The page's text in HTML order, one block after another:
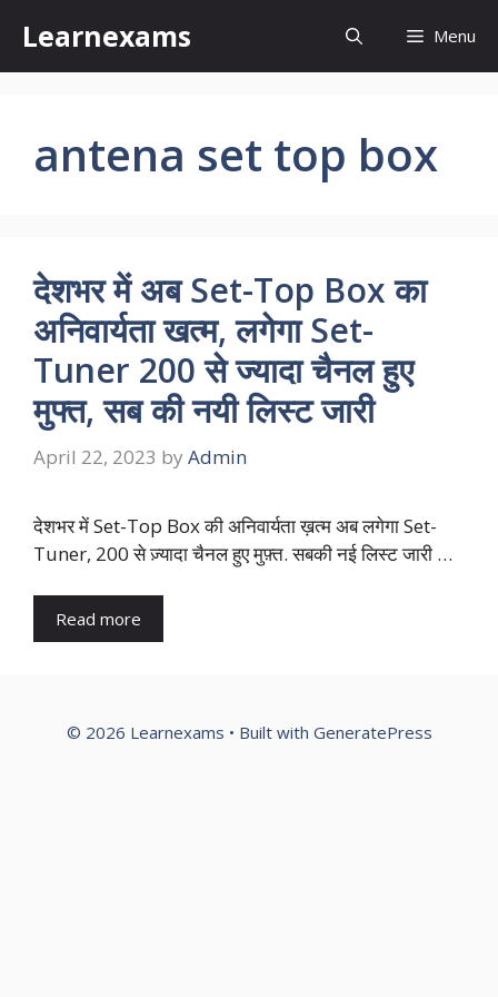
content
Learnexams Menu
antena set top box
देशभर में अब Set-Top Box का
अनिवार्यता खत्म, लगेगा Set-
Tuner 200 से ज्यादा चैनल हुए
मुफ्त, सब की नयी लिस्ट जारी
April 22, 2023 by Admin
देशभर में Set-Top Box की अनिवार्यता ख़त्म अब लगेगा Set-
Tuner, 200 से ज़्यादा चैनल हुए मुफ़्त. सबकी नई लिस्ट जारी …
Read more
© 2026 Learnexams • Built with GeneratePress